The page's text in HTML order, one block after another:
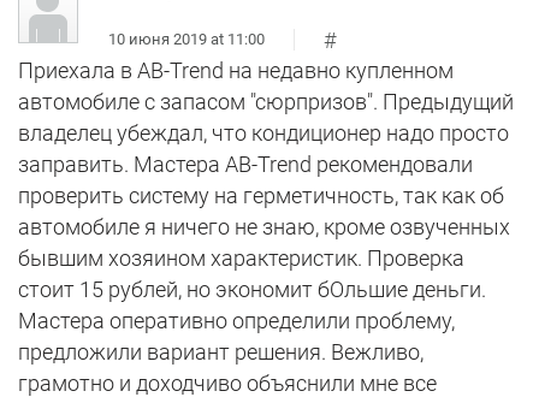
10 июня 2019 at 11:00
#
Приехала в AB-Trend на недавно купленном
автомобиле с запасом "сюрпризов". Предыдущий
владелец убеждал, что кондиционер надо просто
заправить. Мастера AB-Trend рекомендовали
проверить систему на герметичность, так как об
автомобиле я ничего не знаю, кроме озвученных
бывшим хозяином характеристик. Проверка
стоит 15 рублей, но экономит бОльшие деньги.
Мастера оперативно определили проблему,
предложили вариант решения. Вежливо,
грамотно и доходчиво объяснили мне все